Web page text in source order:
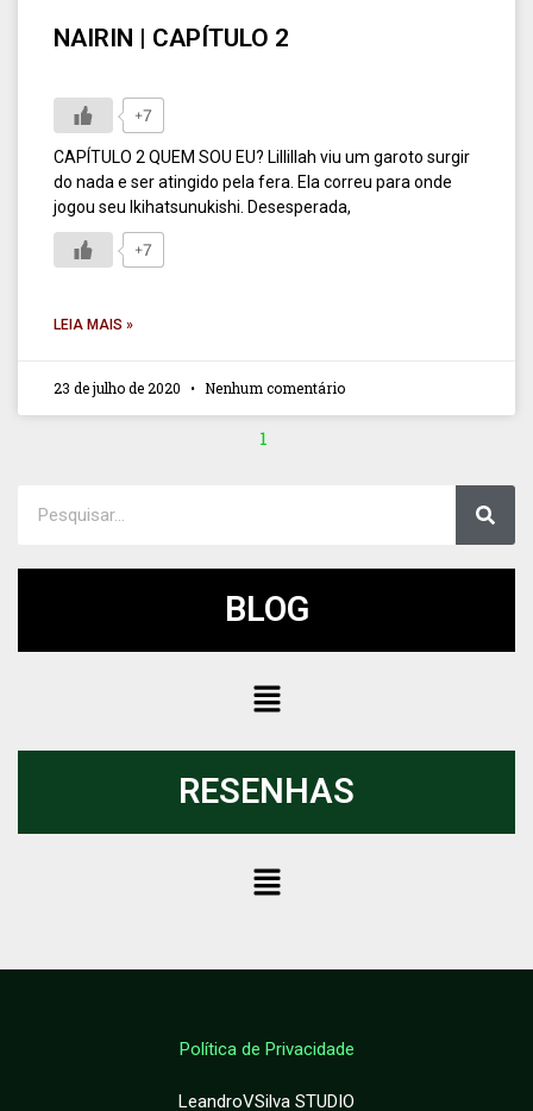
NAIRIN | CAPÍTULO 2
+7
CAPÍTULO 2 QUEM SOU EU? Lillillah viu um garoto surgir
do nada e ser atingido pela fera. Ela correu para onde
jogou seu Ikihatsunukishi. Desesperada,
+7
LEIA MAIS »
23 de julho de 2020 Nenhum comentário
1
BLOG
RESENHAS
Política de Privacidade
LeandroVSilva STUDIO